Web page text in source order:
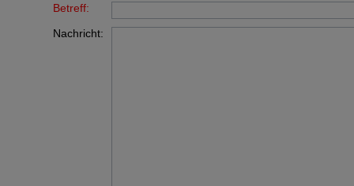
Betreff:
Nachricht: